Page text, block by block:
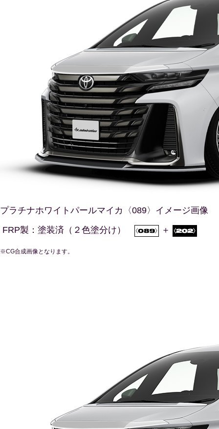
プラチナホワイトパールマイカ〈089〉イメージ画像
FRP製：塗装済（２色塗分け）
＋
※CG合成画像となります。